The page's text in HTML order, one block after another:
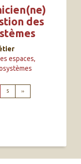
des
espaces,
5 ››Page suivante